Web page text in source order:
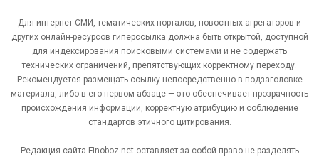
Для интернет-СМИ, тематических порталов, новостных агрегаторов и
других онлайн-ресурсов гиперссылка должна быть открытой, доступной
для индексирования поисковыми системами и не содержать
технических ограничений, препятствующих корректному переходу.
Рекомендуется размещать ссылку непосредственно в подзаголовке
материала, либо в его первом абзаце — это обеспечивает прозрачность
происхождения информации, корректную атрибуцию и соблюдение
стандартов этичного цитирования.
Редакция сайта Finoboz.net оставляет за собой право не разделять